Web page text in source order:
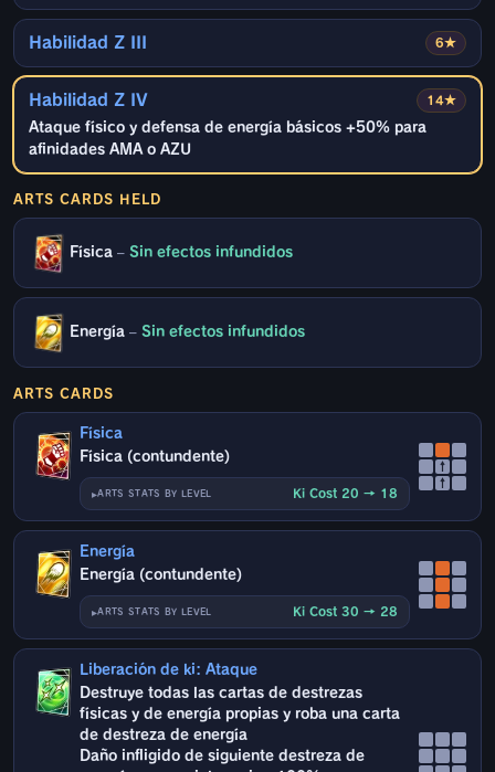
6★
Habilidad Z III
14★
Habilidad Z IV
Ataque físico y defensa de energía básicos +50% para
afinidades AMA o AZU
ARTS CARDS HELD
Física – Sin efectos infundidos
Energía – Sin efectos infundidos
ARTS CARDS
Física
Física (contundente)
ARTS STATS BY LEVEL Ki Cost 20 → 18
↑
↑
Energía
Energía (contundente)
ARTS STATS BY LEVEL Ki Cost 30 → 28
Liberación de ki: Ataque
Destruye todas las cartas de destrezas
físicas y de energía propias y roba una carta
de destreza de energía
Daño infligido de siguiente destreza de